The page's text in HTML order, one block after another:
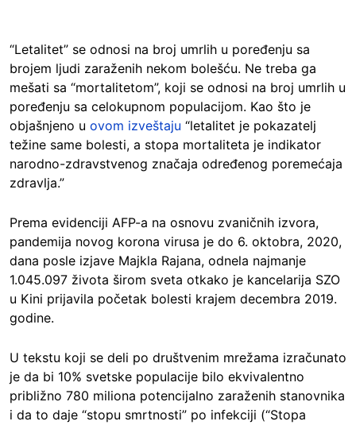
“Letalitet” se odnosi na broj umrlih u poređenju sa
brojem ljudi zaraženih nekom bolešću. Ne treba ga
mešati sa “mortalitetom”, koji se odnosi na broj umrlih u
poređenju sa celokupnom populacijom. Kao što je
objašnjeno u ovom izveštaju “letalitet je pokazatelj
težine same bolesti, a stopa mortaliteta je indikator
narodno-zdravstvenog značaja određenog poremećaja
zdravlja.”
Prema evidenciji AFP-a na osnovu zvaničnih izvora,
pandemija novog korona virusa je do 6. oktobra, 2020,
dana posle izjave Majkla Rajana, odnela najmanje
1.045.097 života širom sveta otkako je kancelarija SZO
u Kini prijavila početak bolesti krajem decembra 2019.
godine.
U tekstu koji se deli po društvenim mrežama izračunato
je da bi 10% svetske populacije bilo ekvivalentno
približno 780 miliona potencijalno zaraženih stanovnika
i da to daje “stopu smrtnosti” po infekciji (“Stopa